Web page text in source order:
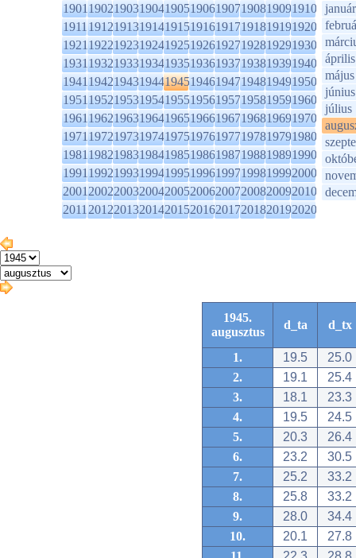
1901190219031904190519061907190819091910
1911191219131914191519161917191819191920
1921192219231924192519261927192819291930
1931193219331934193519361937193819391940
1941194219431944194519461947194819491950
1951195219531954195519561957195819591960
1961196219631964196519661967196819691970
1971197219731974197519761977197819791980
1981198219831984198519861987198819891990
1991199219931994199519961997199819992000
2001200220032004200520062007200820092010
2011201220132014201520162017201820192020
január
április
május
június
július
1945.
augusztus
d_ta d_tx
1. 19.5
25.0
2.
19.1
25.4
3.
18.1
23.3
4.
19.5
24.5
5.
20.3
26.4
6.
23.2
30.5
7.
25.2
33.2
8.
25.8
33.2
9.
28.0
34.4
10.
20.1
27.8